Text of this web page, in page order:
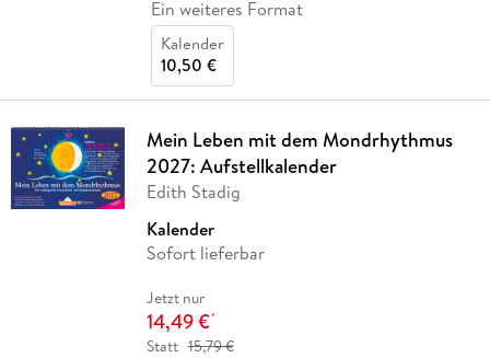
Ein weiteres Format
Kalender
10,50 €
Mein Leben mit dem Mondrhythmus
2027: Aufstellkalender
Edith Stadig
Kalender
Sofort lieferbar
Jetzt nur
14,49 €*
Statt 15,79 €